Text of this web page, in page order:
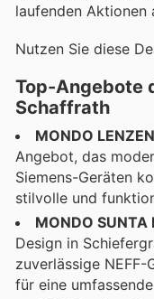
laufenden Aktionen
Nutzen Sie diese
Top-Angebote
Schaffrath
MONDO
Angebot, das
Siemens-Geräten
stilvolle und
MONDO SUNTA
Design in
zuverlässige NEFF-
für eine